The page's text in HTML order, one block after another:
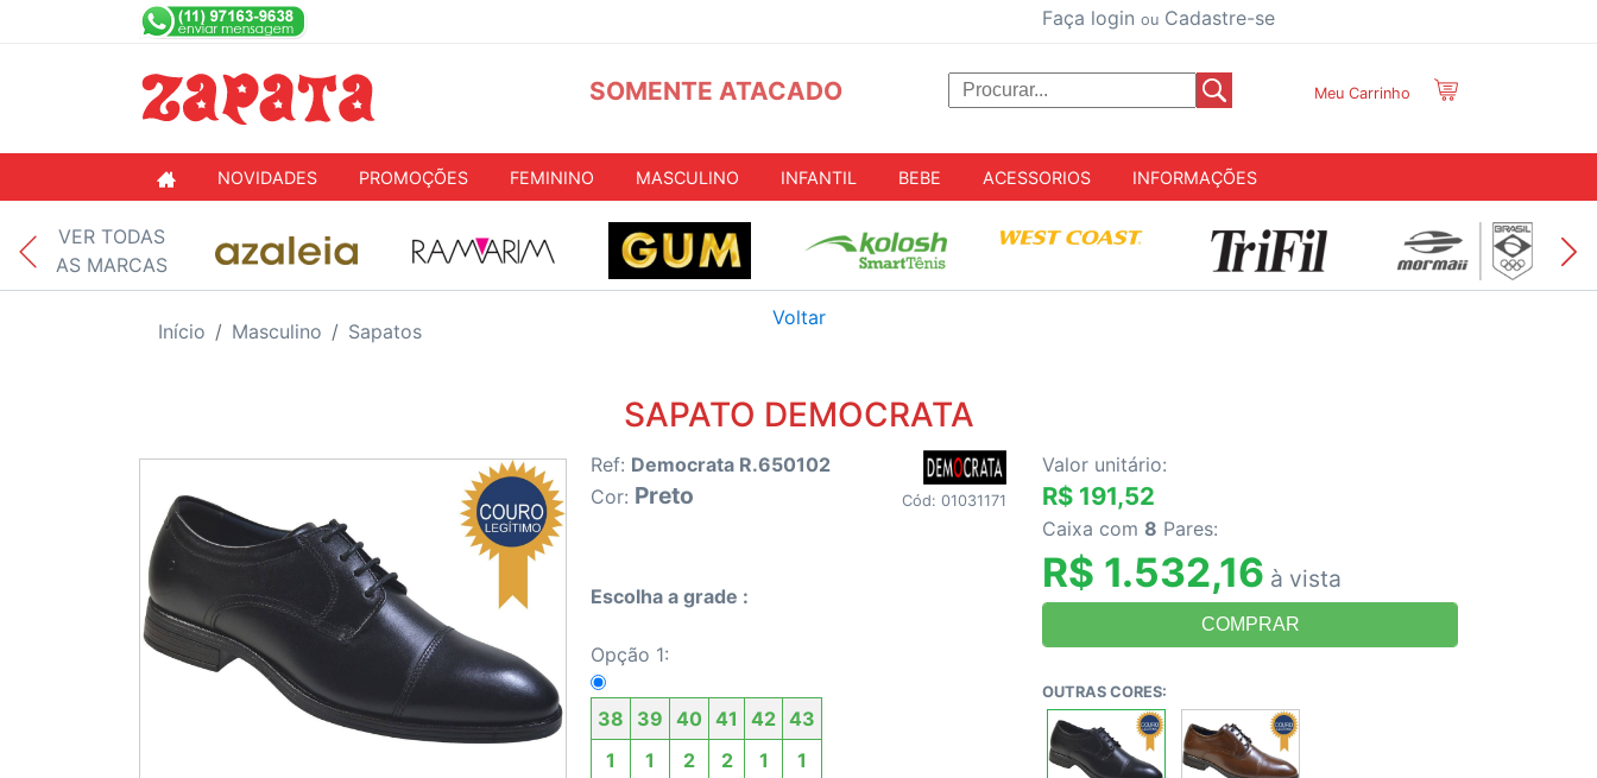
Faça login ou Cadastre-se
SOMENTE ATACADO Meu Carrinho
NOVIDADES PROMOÇÕES FEMININO MASCULINO INFANTIL BEBE ACESSORIOS INFORMAÇÕES
VER TODAS
AS MARCAS
Início Masculino Sapatos
Voltar
SAPATO DEMOCRATA
Ref: Democrata R.650102
Cor: Preto Cód: 01031171
Escolha a grade :
Opção 1:
38 39 40 41 42 43
1
1 2 2 1
1
Valor unitário:
R$ 191,52
Caixa com 8 Pares:
R$ 1.532,16 à vista
OUTRAS CORES: